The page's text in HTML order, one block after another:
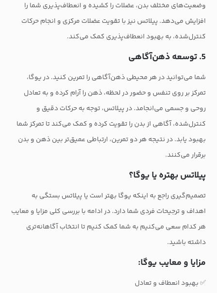
وضعیت‌های مختلف بدن، عضلات را کشیده و انعطاف‌پذیری شما را
افزایش می‌دهد. پیلاتس نیز با تقویت عضلات مرکزی و انجام حرکات
کنترل‌شده، به بهبود انعطاف‌پذیری کمک می‌کند.
5. توسعه ذهن‌آگاهی
شما می‌توانید در هر محیطی ذهن‌آگاهی را تمرین کنید. در یوگا،
تمرکز بر روی تنفس و حضور در لحظه، ذهن را آرام کرده و به تعادل
روحی و جسمی می‌انجامد. در پیلاتس، توجه به حرکات دقیق و
کنترل‌شده، آگاهی از بدن را تقویت کرده و کمک می‌کند تا تمرکز شما
بهبود یابد. در نتیجه هر دو تمرین، ارتباطی عمیق‌تر بین ذهن و بدن
برقرار می‌کنند.
پیلاتس بهتره یا یوگا؟
تصمیم‌گیری راجع به اینکه یوگا بهتر است یا پیلاتس بستگی به
اهداف و ترجیحات فردی شما دارد. در ادامه با بررسی کلی مزایا و معایب
هر کدام سعی می‌کنیم به شما کمک کنیم تا انتخاب آگاهانه‌تری
داشته باشید.
مزایا و معایب یوگا:
✅ بهبود انعطاف و تعادل